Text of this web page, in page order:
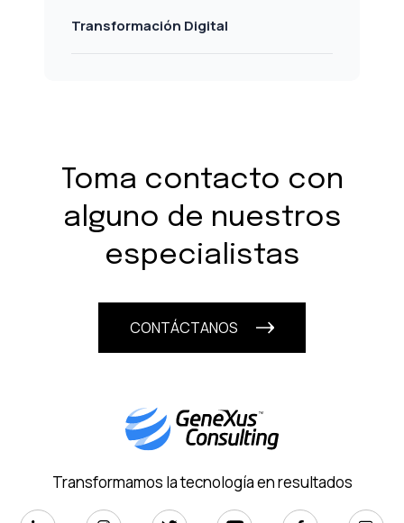
Transformación Digital
Toma contacto con
alguno de nuestros
especialistas
CONTÁCTANOS
Transformamos la tecnología en resultados